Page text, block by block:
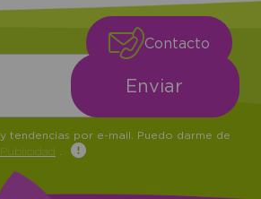
tendencias por e-mail. Puedo darme de
Contacto